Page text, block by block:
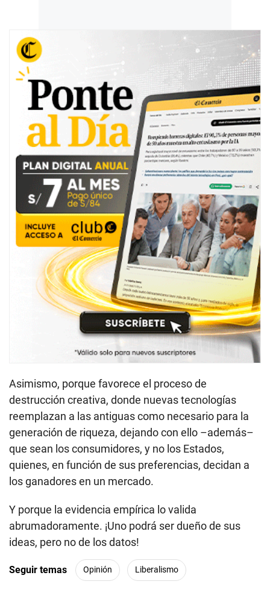
Asimismo, porque favorece el proceso de
destrucción creativa, donde nuevas tecnologías
reemplazan a las antiguas como necesario para la
generación de riqueza, dejando con ello –además–
que sean los consumidores, y no los Estados,
quienes, en función de sus preferencias, decidan a
los ganadores en un mercado.
Y porque la evidencia empírica lo valida
abrumadoramente. ¡Uno podrá ser dueño de sus
ideas, pero no de los datos!
Seguir temas Opinión Liberalismo